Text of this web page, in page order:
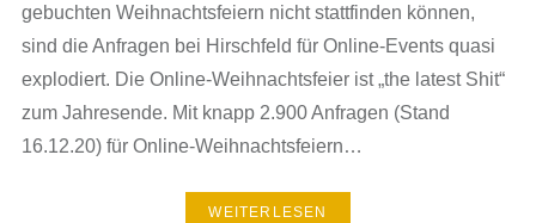
gebuchten Weihnachtsfeiern nicht stattfinden können,
sind die Anfragen bei Hirschfeld für Online-Events quasi
explodiert. Die Online-Weihnachtsfeier ist „the latest Shit“
zum Jahresende. Mit knapp 2.900 Anfragen (Stand
16.12.20) für Online-Weihnachtsfeiern…
WEITERLESEN